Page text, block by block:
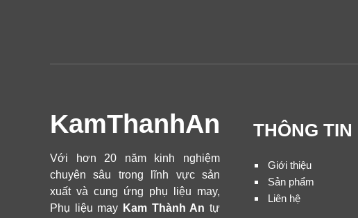
KamThanhAn
Với hơn 20 năm kinh nghiệm
chuyên sâu trong lĩnh vực sản
xuất và cung ứng phụ liệu may,
Phụ liệu may Kam Thành An tự
THÔNG TIN
Giới thiệu
Sản phẩm
Liên hệ